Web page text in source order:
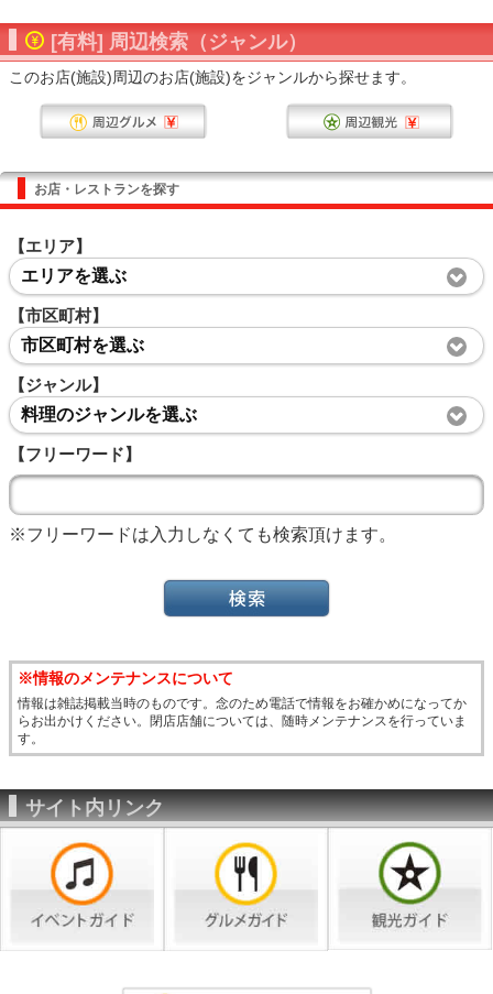
[有料] 周辺検索（ジャンル）
このお店(施設)周辺のお店(施設)をジャンルから探せます。
お店・レストランを探す
【エリア】
エリアを選ぶ
【市区町村】
市区町村を選ぶ
【ジャンル】
料理のジャンルを選ぶ
【フリーワード】
※フリーワードは入力しなくても検索頂けます。
※情報のメンテナンスについて
情報は雑誌掲載当時のものです。念のため電話で情報をお確かめになってか
らお出かけください。閉店店舗については、随時メンテナンスを行っていま
す。
サイト内リンク